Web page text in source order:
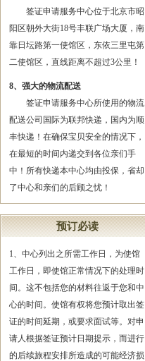
签证申请服务中心位于北京市昭
阳区朝外大街18号丰联广场大厦，南
靠日坛路第一使馆区，东依三里屯第
二使馆区，直线距离不超过3公里！
8、强大的物流配送
签证申请服务中心所使用的物流
配送公司国际为联邦快递，国内为顺
丰快递！在确保宝贝安全的情况下，
在最短的时间内递交到各位亲们手
中！所有快递本中心均由投保，省却
了中心和亲们的后顾之忧！
预订必读
1、中心列出之所需工作日，为使馆
工作日，即使馆正常情况下的处理时
间。这不包括您的材料往返于您和中
心的时间。使馆有权将您预计取出签
证的时间延期，或要求面试等。对申
请人根据签证预计日期提示，而进行
的后续旅程安排所造成的可能经济损